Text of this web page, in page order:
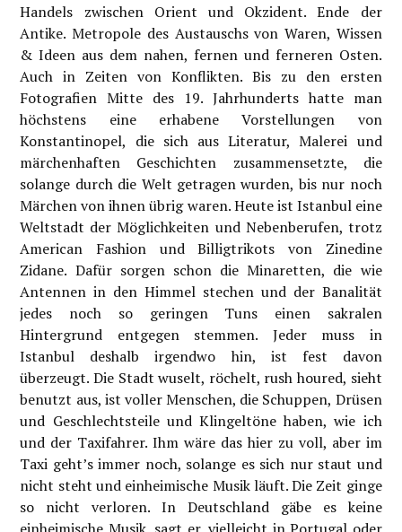
Handels zwischen Orient und Okzident. Ende der
Antike.Metropole des Austauschs von Waren, Wissen
& Ideen aus dem nahen, fernen und ferneren Osten.
Auch in Zeiten von Konflikten. Bis zu den ersten
Fotografien Mitte des 19. Jahrhunderts hatte man
höchstens eine erhabene Vorstellungen von
Konstantinopel, die sich aus Literatur, Malerei und
märchenhaften Geschichten zusammensetzte, die
solange durch die Welt getragen wurden, bis nur noch
Märchen von ihnen übrig waren. Heute ist Istanbul eine
Weltstadt der Möglichkeiten und Nebenberufen, trotz
American Fashion und Billigtrikots von Zinedine
Zidane. Dafür sorgen schon die Minaretten, die wie
Antennen in den Himmel stechen und der Banalität
jedes noch so geringen Tuns einen sakralen
Hintergrund entgegen stemmen. Jeder muss in
Istanbul deshalb irgendwo hin, ist fest davon
überzeugt. Die Stadt wuselt, röchelt, rush houred, sieht
benutzt aus, ist voller Menschen, die Schuppen, Drüsen
und Geschlechtsteile und Klingeltöne haben, wie ich
und der Taxifahrer. Ihm wäre das hier zu voll, aber im
Taxi geht’s immer noch, solange es sich nur staut und
nicht steht und einheimische Musik läuft. Die Zeit ginge
so nicht verloren. In Deutschland gäbe es keine